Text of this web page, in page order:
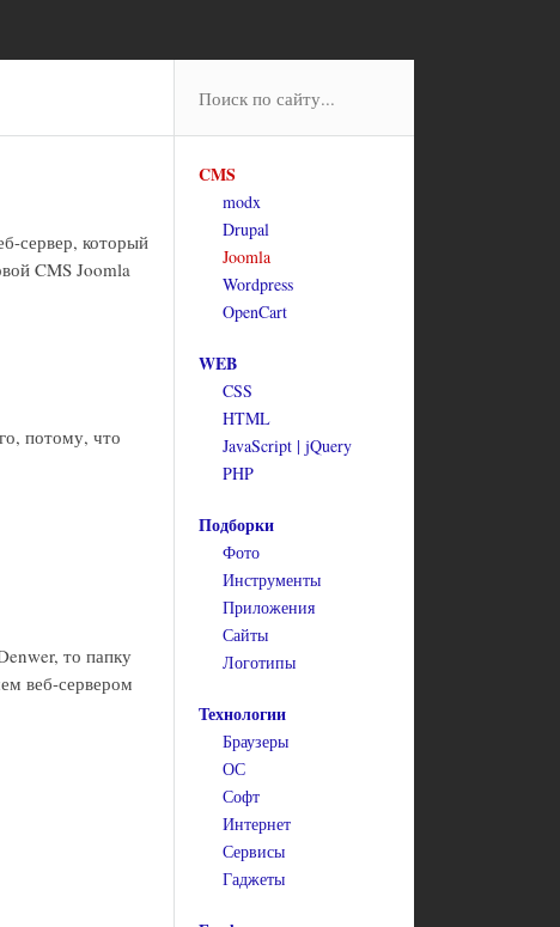
сервер, который
CMS Joomla
потому, что
то папку
веб-сервером
CMS
modx
Drupal
Joomla
Wordpress
OpenCart
WEB
CSS
HTML
JavaScript | jQuery
PHP
Подборки
Фото
Инструменты
Приложения
Сайты
Логотипы
Технологии
Браузеры
ОС
Софт
Интернет
Сервисы
Гаджеты